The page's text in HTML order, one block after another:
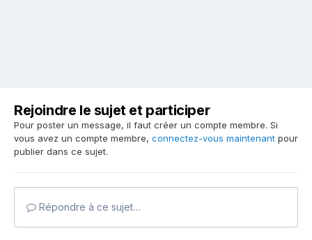
Rejoindre le sujet et participer
Pour poster un message, il faut créer un compte membre. Si
vous avez un compte membre, connectez-vous maintenant pour
publier dans ce sujet.
Répondre à ce sujet…